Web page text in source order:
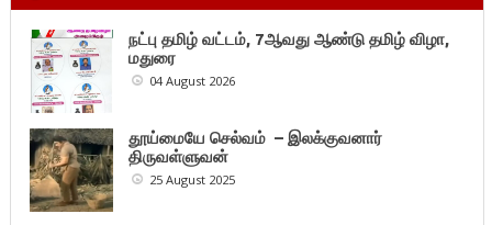
நட்பு தமிழ் வட்டம், 7ஆவது ஆண்டு தமிழ் விழா,
மதுரை
04 August 2026
தூய்மையே செல்வம் – இலக்குவனார்
திருவள்ளுவன்
25 August 2025